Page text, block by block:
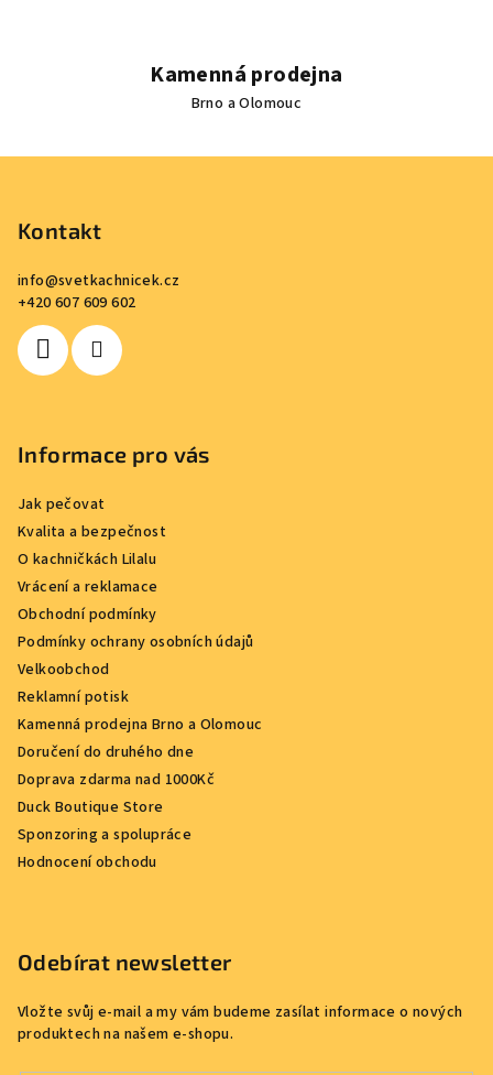
Kamenná prodejna
Brno a Olomouc
Kontakt
info@svetkachnicek.cz
+420 607 609 602
Informace pro vás
Jak pečovat
Kvalita a bezpečnost
O kachničkách Lilalu
Vrácení a reklamace
Obchodní podmínky
Podmínky ochrany osobních údajů
Velkoobchod
Reklamní potisk
Kamenná prodejna Brno a Olomouc
Doručení do druhého dne
Doprava zdarma nad 1000Kč
Duck Boutique Store
Sponzoring a spolupráce
Hodnocení obchodu
Odebírat newsletter
Vložte svůj e-mail a my vám budeme zasílat informace o nových
produktech na našem e-shopu.